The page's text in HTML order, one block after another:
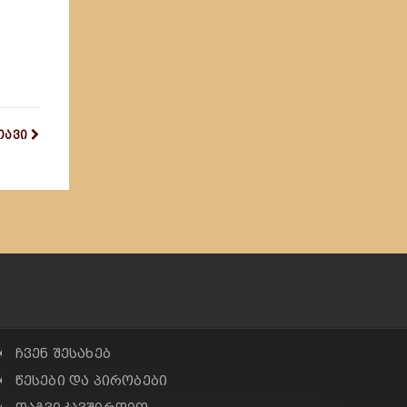
ჩვენ შესახებ
წესები და პირობები